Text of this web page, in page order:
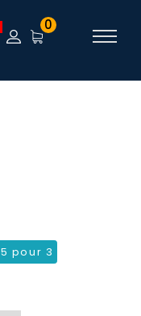
0
5 pour 3